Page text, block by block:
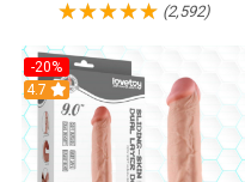
(2,592)
-20%
Hot
4.7